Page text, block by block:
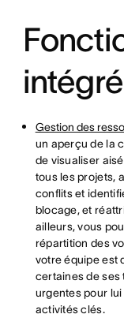
Gestion des
un aperçu de la
de visualiser
tous les projets,
conflits et
blocage, et
ailleurs, vous
répartition des
votre équipe est
certaines de ses
urgentes pour
activités clés.